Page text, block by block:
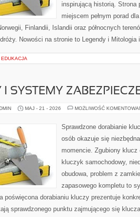
inspirującą historią.
miejscem pełnym porad
Finlandii, Islandii oraz północnych
Nowości na stronie to Legendy i
EDUKACJA
SYSTEMY
MAJ - 21 - 2026 MOŻLIWOŚĆ
Sprawdzone dorabianie
osób okazuje się
momencie. Zgubiony
kluczyk samochodowy,
obudowa, problem z
zapasowego kompletu to
poświęcona dorabianiu kluczy prezentuje
sprawdzonego punktu zajmującego się